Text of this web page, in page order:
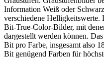
Information Weiß oder
verschiedene
Bit-True-Color-Bilder, mit
dargestellt werden können.
Bit pro Farbe, insgesamt also
Bit genügend Farben für